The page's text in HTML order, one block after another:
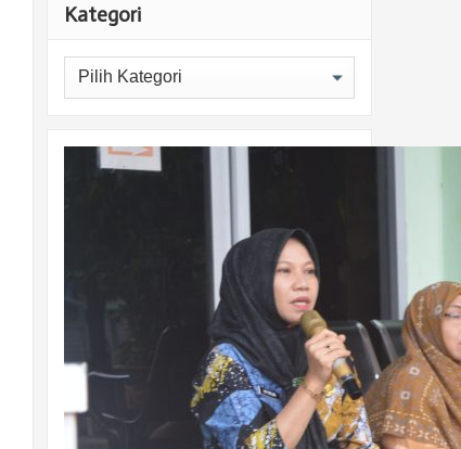
Kategori
Kategori